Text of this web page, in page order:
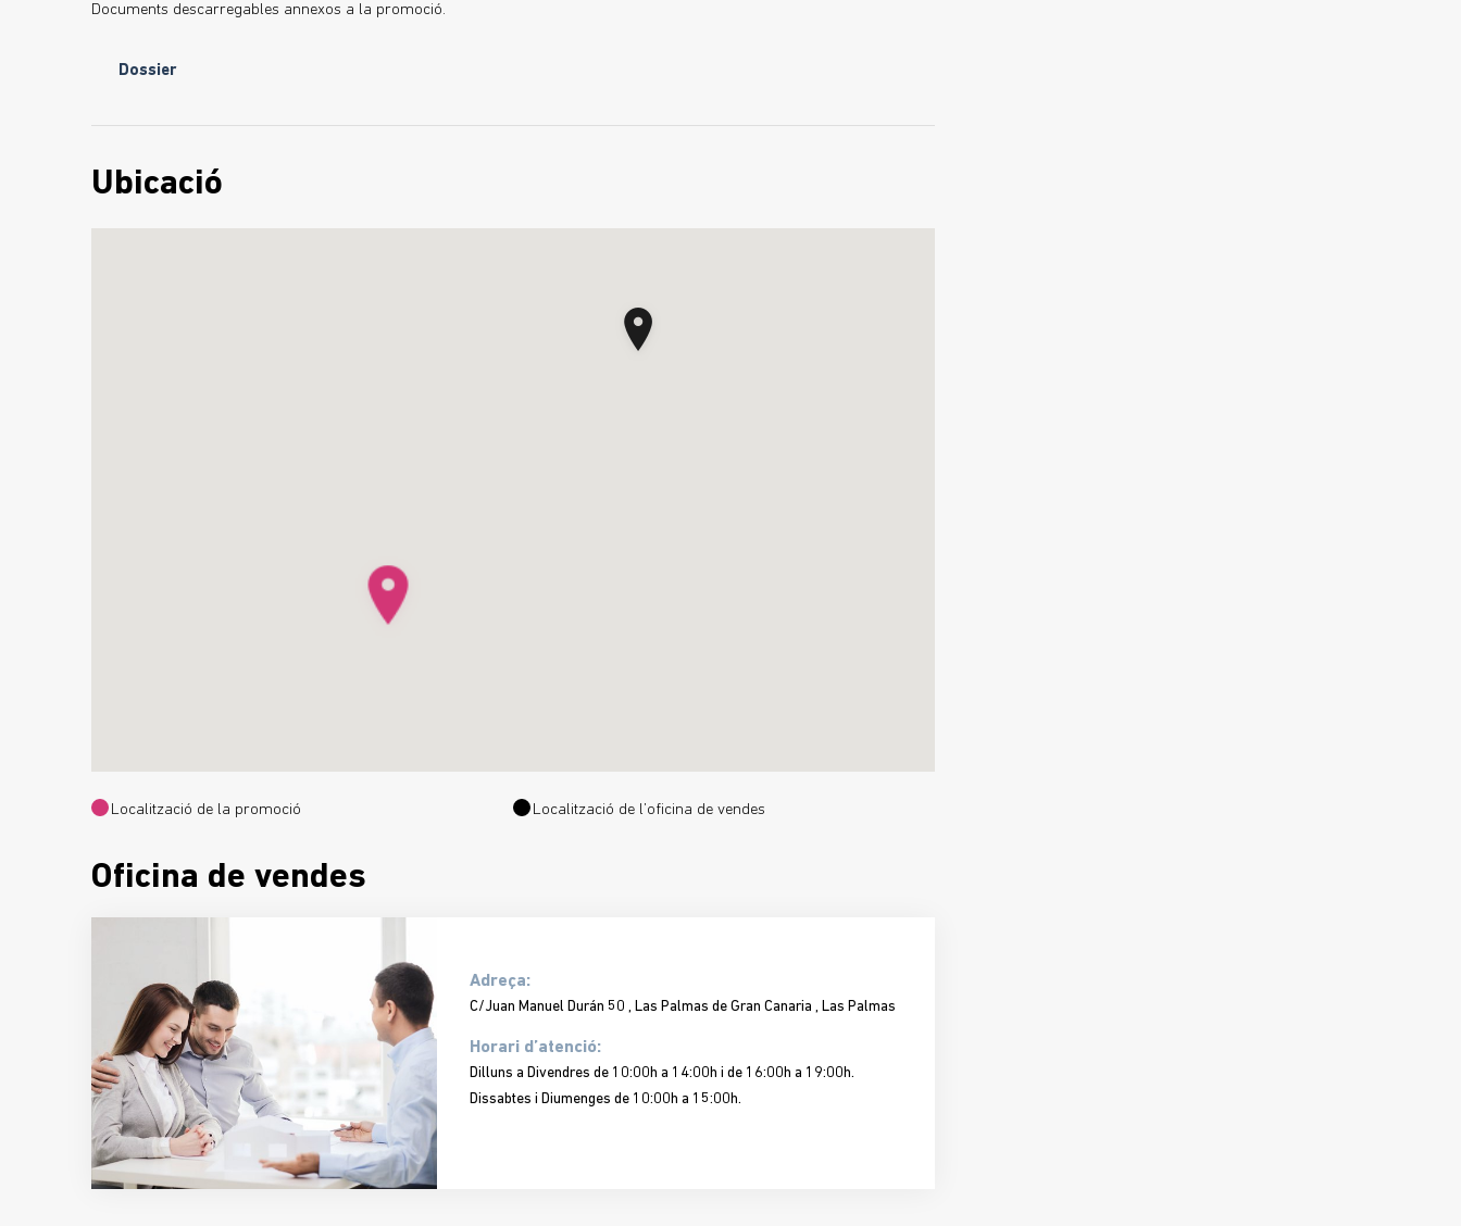
Documents descarregables annexos a la promoció.
Dossier
Ubicació
Localització de la promoció Localització de l’oficina de vendes
Oficina de vendes
Adreça:
C/Juan Manuel Durán 50 , Las Palmas de Gran Canaria , Las Palmas
Horari d’atenció:
Dilluns a Divendres de 10:00h a 14:00h i de 16:00h a 19:00h.
Dissabtes i Diumenges de 10:00h a 15:00h.